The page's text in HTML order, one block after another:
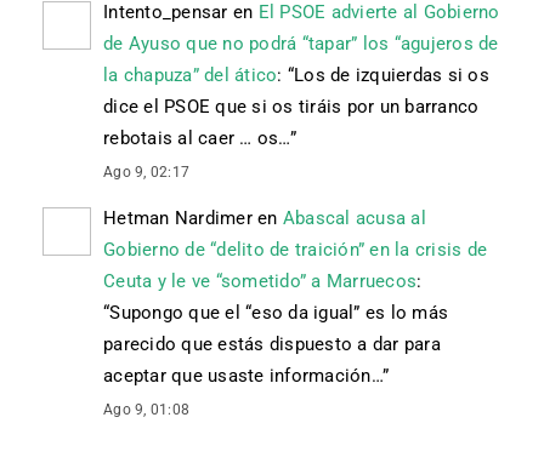
Intento_pensar en El PSOE advierte al Gobierno
de Ayuso que no podrá “tapar” los “agujeros de
la chapuza” del ático: “Los de izquierdas si os
dice el PSOE que si os tiráis por un barranco
rebotais al caer … os…”
Ago 9, 02:17
Hetman Nardimeren Abascal acusa al
Gobierno de “delito de traición” en la crisis de
Ceuta y le ve “sometido” a Marruecos:
“Supongo que el “eso da igual” es lo más
parecido que estás dispuesto a dar para
aceptar que usaste información…”
Ago 9, 01:08